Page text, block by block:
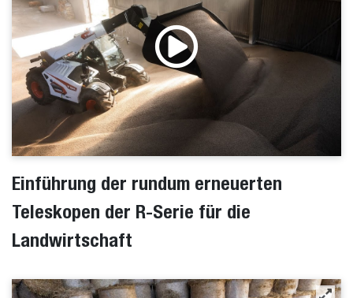
Einführung der rundum erneuerten
Teleskopen der R-Serie für die
Landwirtschaft